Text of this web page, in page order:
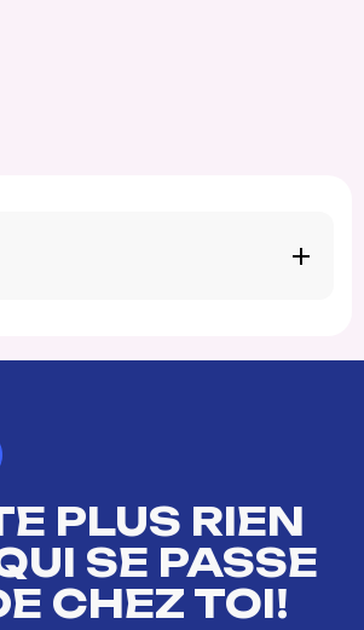
PLUS RIEN
SE PASSE
CHEZ TOI!